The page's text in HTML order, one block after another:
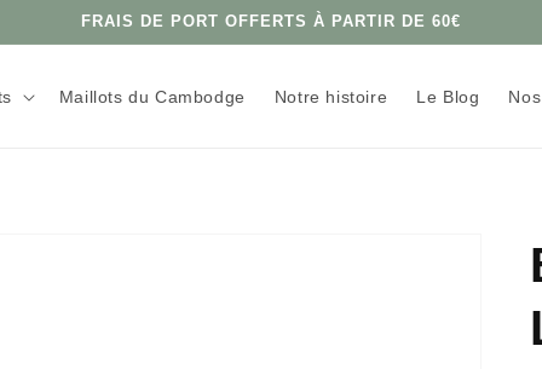
FRAIS DE PORT OFFERTS À PARTIR DE 60€
Maillots du Cambodge Notre histoire Le Blog